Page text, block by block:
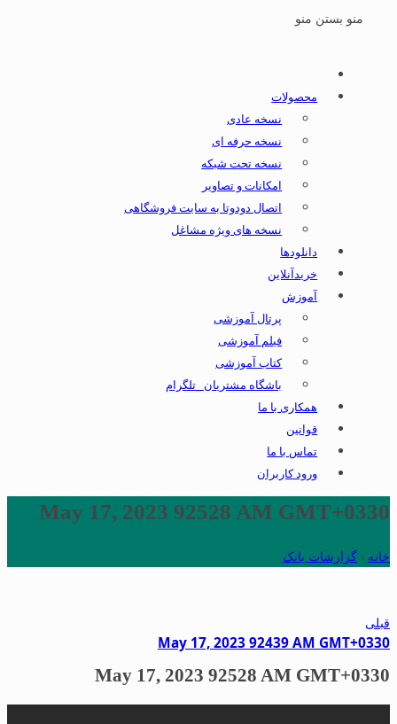
منو بستن منو
محصولات
نسخه عادی
نسخه حرفه ای
نسخه تحت شبکه
امکانات و تصاویر
اتصال دودوتا به سایت فروشگاهی
نسخه های ویژه مشاغل
دانلودها
خریدآنلاین
آموزش
پرتال آموزشی
فیلم آموزشی
کتاب آموزشی
باشگاه مشتریان _تلگرام
همکاری با ما
قوانین
تماس با ما
ورود کاربران
May 17, 2023 92528 AM GMT+0330
خانه › گزارشات بانک
قبلی
May 17, 2023 92439 AM GMT+0330
May 17, 2023 92528 AM GMT+0330